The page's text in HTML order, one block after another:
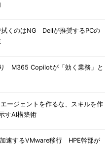
くのはNG Dellが推奨するPCの
M365 Copilotが「効く業務」と
ージェントを作るな、スキルを作
すAI構築術
速するVMware移行 HPE幹部が